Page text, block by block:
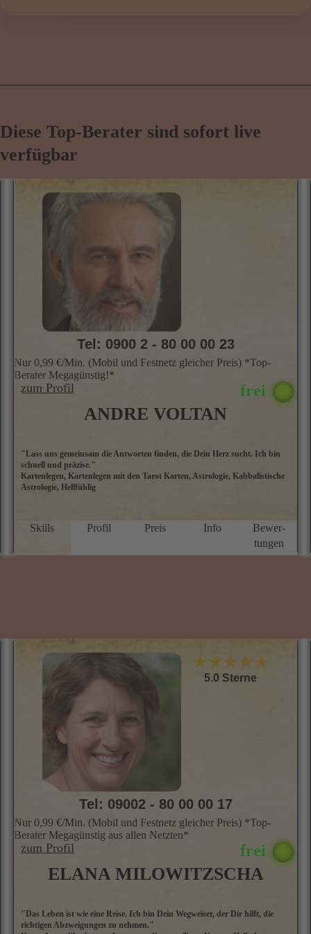
Diese Top-Berater sind sofort live
verfügbar
ANDRE VOLTAN
"Lass uns gemeinsam die Antworten finden, die Dein Herz sucht. Ich bin
schnell und präzise."
Kartenlegen, Kartenlegen mit den Tarot Karten, Astrologie, Kabbalistische
Astrologie, Hellfühlig
Skills Profil Preis Info
Bewer­
tungen
Tel: 0900 2 - 80 00 00 23
Nur 0,99 €/Min. (Mobil und Festnetz gleicher Preis) *Top-
Berater Megagünstig!*
zum Profil
★★★★★
5.0 Sterne
ELANA MILOWITZSCHA
"Das Leben ist wie eine Reise. Ich bin Dein Wegweiser, der Dir hilft, die
richtigen Abzweigungen zu nehmen."
Tel: 09002 - 80 00 00 17
Nur 0,99 €/Min. (Mobil und Festnetz gleicher Preis) *Top-
Berater Megagünstig aus allen Netzten*
zum Profil